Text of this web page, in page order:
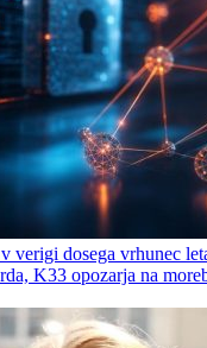
verigi dosega vrhunec
K33 opozarja na